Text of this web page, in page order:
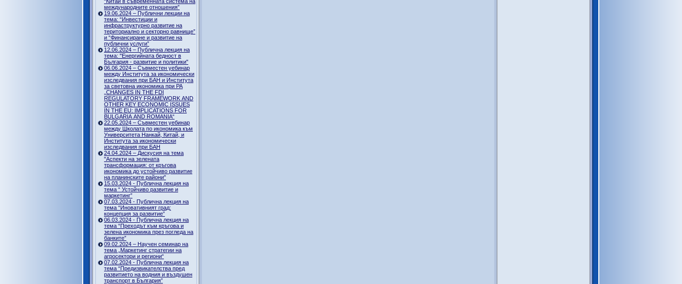
международните отношения”
19.06.2024 – Публични лекции на
тема: “Инвестиции и
инфраструктурно развитие на
териториално и секторно равнище”
и “Финансиране и развитие на
публични услуги”
12.06.2024 – Публична лекция на
тема: "Енергийната бедност в
България - развитие и политики"
06.06.2024 – Съвместен уебинар
между Института за икономически
изследвания при БАН и Института
за световна икономика при РА
„CHANGES IN THE FDI
REGULATORY FRAMEWORK AND
OTHER KEY ECONOMIC ISSUES
IN THE EU: IMPLICATIONS FOR
BULGARIA AND ROMANIA“
22.05.2024 – Съвместен уебинар
между Школата по икономика към
Университета Нанкай, Китай, и
Института за икономически
изследвания при БАН
24.04.2024 – Дискусия на тема
"Аспекти на зелената
трансформация: от кръгова
икономика до устойчиво развитие
на планинските райони"
15.03.2024 - Публична лекция на
тема “ Устойчиво развитие и
маркетинг”
07.03.2024 - Публична лекция на
тема “Иновативният град:
концепция за развитие”
06.03.2024 - Публична лекция на
тема “Преходът към кръгова и
зелена икономика през погледа на
банките”
09.02.2024 – Научен семинар на
тема „Маркетинг стратегии на
агросектори и региони“
07.02.2024 - Публична лекция на
тема “Предизвикателства пред
развитието на водния и въздушен
транспорт в България”